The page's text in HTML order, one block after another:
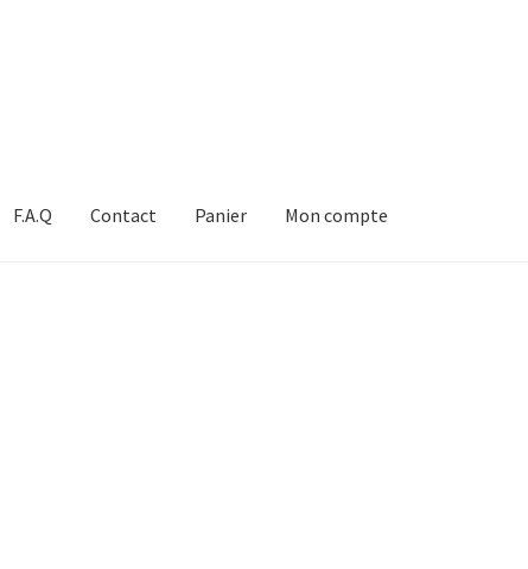
F.A.Q Contact Panier Mon compte